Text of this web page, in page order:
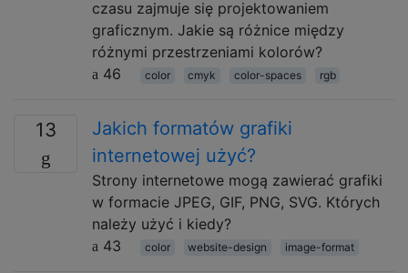
czasu zajmuje się projektowaniem
graficznym. Jakie są różnice między
różnymi przestrzeniami kolorów?
46
color cmyk color-spaces rgb
13
Jakich formatów grafiki
internetowej użyć?
Strony internetowe mogą zawierać grafiki
w formacie JPEG, GIF, PNG, SVG. Których
należy użyć i kiedy?
43
color website-design image-format